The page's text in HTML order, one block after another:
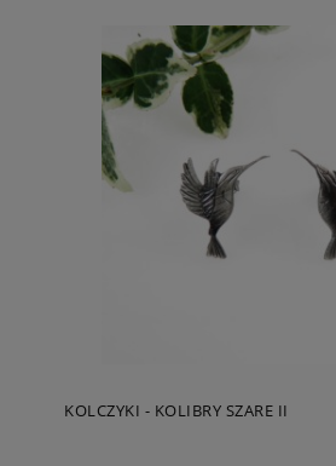
KOLCZYKI - KOLIBRY SZARE II